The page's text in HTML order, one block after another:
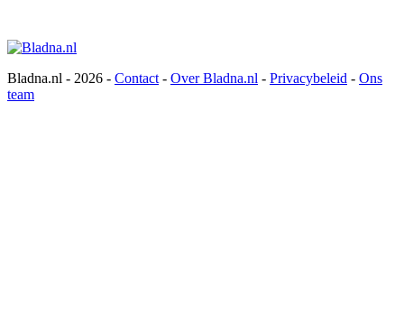
Bladna.nl - 2026 - Contact - Over Bladna.nl - Privacybeleid - Ons
team